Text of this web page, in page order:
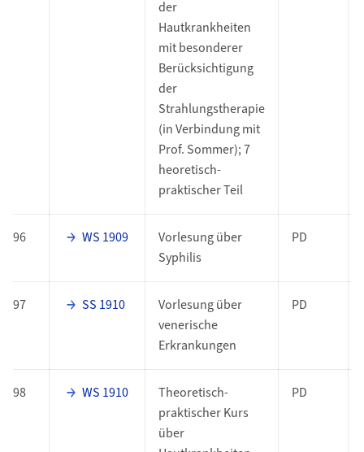
der
Hautkrankheiten
mit besonderer
Berücksichtigung
der
Strahlungstherapie
(in Verbindung mit
Prof. Sommer); 7
heoretisch-
praktischer Teil
96 WS 1909
Vorlesung über
Syphilis
PD
97 SS 1910
Vorlesung über
venerische
Erkrankungen
PD
98 WS 1910
Theoretisch-
praktischer Kurs
über
PD